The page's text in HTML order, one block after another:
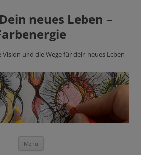
neues Leben –
Vision und die Wege für dein neues Leben
Menü